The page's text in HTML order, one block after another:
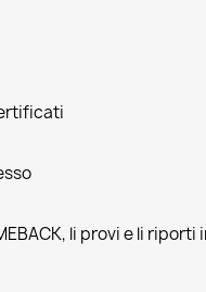
li provi e li riporti